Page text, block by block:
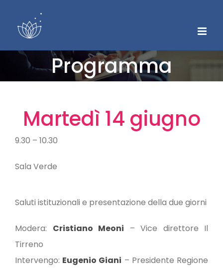
content
Programma
Martedì 14 giugno
9.30 – 10.30
Sala Verde
Saluti istituzionali e presentazione della due giorni
Modera: Cristiano Meoni – Vice direttore Il
Tirreno
Intervengo: Eugenio Giani – Presidente Regione